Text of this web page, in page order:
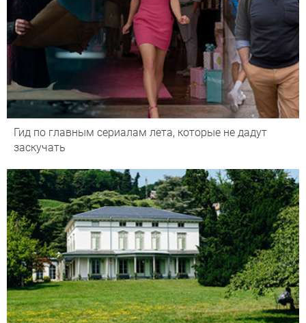
Гид по главным сериалам лета, которые не дадут
заскучать